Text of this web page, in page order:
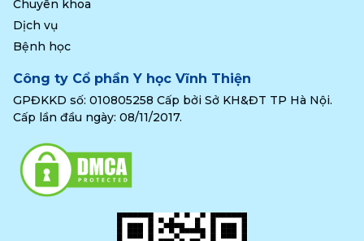
Chuyên khoa
Dịch vụ
Bệnh học
Công ty Cổ phần Y học Vĩnh Thiện
GPĐKKD số: 010805258 Cấp bởi Sở KH&ĐT TP Hà Nội.
Cấp lần đầu ngày: 08/11/2017.